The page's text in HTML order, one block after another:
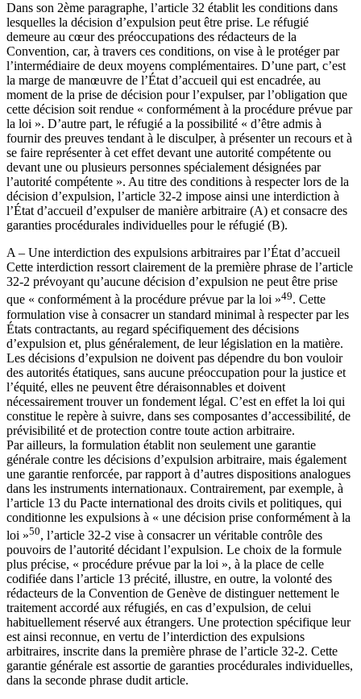
Dans son 2ème paragraphe, l’article 32 établit les conditions dans
lesquelles la décision d’expulsion peut être prise. Le réfugié
demeure au cœur des préoccupations des rédacteurs de la
Convention, car, à travers ces conditions, on vise à le protéger par
l’intermédiaire de deux moyens complémentaires. D’une part, c’est
la marge de manœuvre de l’État d’accueil qui est encadrée, au
moment de la prise de décision pour l’expulser, par l’obligation que
cette décision soit rendue « conformément à la procédure prévue par
la loi ». D’autre part, le réfugié a la possibilité « d’être admis à
fournir des preuves tendant à le disculper, à présenter un recours et à
se faire représenter à cet effet devant une autorité compétente ou
devant une ou plusieurs personnes spécialement désignées par
l’autorité compétente ». Au titre des conditions à respecter lors de la
décision d’expulsion, l’article 32-2 impose ainsi une interdiction à
l’État d’accueil d’expulser de manière arbitraire (A) et consacre des
garanties procédurales individuelles pour le réfugié (B).
A – Une interdiction des expulsions arbitraires par l’État d’accueil
Cette interdiction ressort clairement de la première phrase de l’article
32-2 prévoyant qu’aucune décision d’expulsion ne peut être prise
que « conformément à la procédure prévue par la loi »49. Cette
formulation vise à consacrer un standard minimal à respecter par les
États contractants, au regard spécifiquement des décisions
d’expulsion et, plus généralement, de leur législation en la matière.
Les décisions d’expulsion ne doivent pas dépendre du bon vouloir
des autorités étatiques, sans aucune préoccupation pour la justice et
l’équité, elles ne peuvent être déraisonnables et doivent
nécessairement trouver un fondement légal. C’est en effet la loi qui
constitue le repère à suivre, dans ses composantes d’accessibilité, de
prévisibilité et de protection contre toute action arbitraire.
Par ailleurs, la formulation établit non seulement une garantie
générale contre les décisions d’expulsion arbitraire, mais également
une garantie renforcée, par rapport à d’autres dispositions analogues
dans les instruments internationaux. Contrairement, par exemple, à
l’article 13 du Pacte international des droits civils et politiques, qui
conditionne les expulsions à « une décision prise conformément à la
loi »50, l’article 32-2 vise à consacrer un véritable contrôle des
pouvoirs de l’autorité décidant l’expulsion. Le choix de la formule
plus précise, « procédure prévue par la loi », à la place de celle
codifiée dans l’article 13 précité, illustre, en outre, la volonté des
rédacteurs de la Convention de Genève de distinguer nettement le
traitement accordé aux réfugiés, en cas d’expulsion, de celui
habituellement réservé aux étrangers. Une protection spécifique leur
est ainsi reconnue, en vertu de l’interdiction des expulsions
arbitraires, inscrite dans la première phrase de l’article 32-2. Cette
garantie générale est assortie de garanties procédurales individuelles,
dans la seconde phrase dudit article.